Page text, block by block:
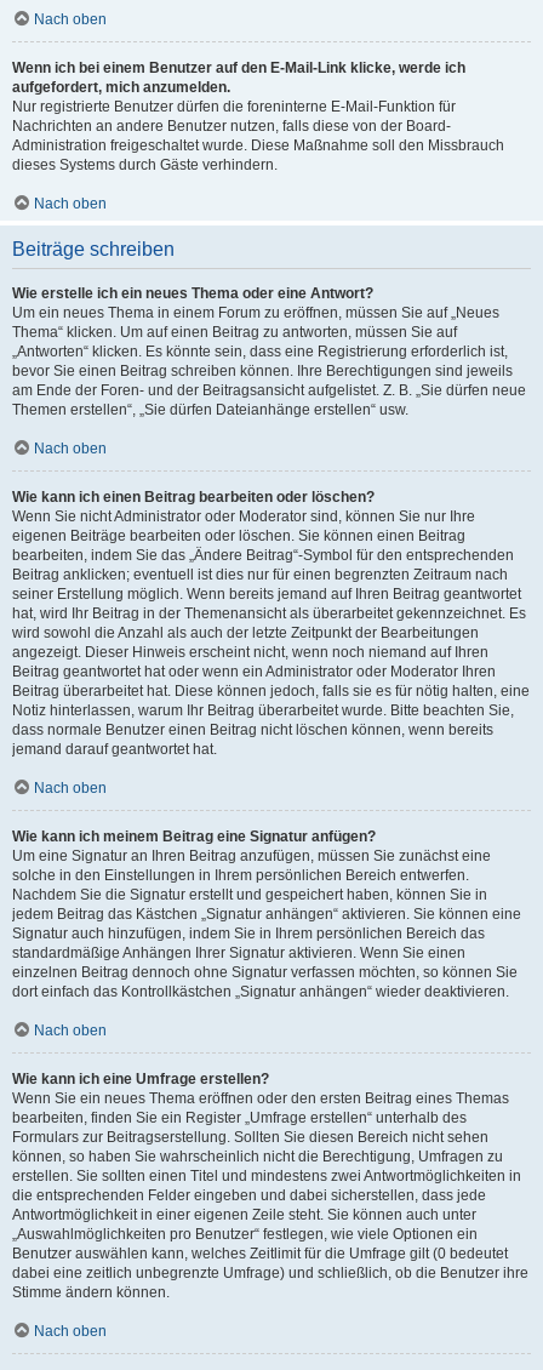
Nach oben
Wenn ich bei einem Benutzer auf den E-Mail-Link klicke, werde ich
aufgefordert, mich anzumelden.
Nur registrierte Benutzer dürfen die foreninterne E-Mail-Funktion für
Nachrichten an andere Benutzer nutzen, falls diese von der Board-
Administration freigeschaltet wurde. Diese Maßnahme soll den Missbrauch
dieses Systems durch Gäste verhindern.
Nach oben
Beiträge schreiben
Wie erstelle ich ein neues Thema oder eine Antwort?
Um ein neues Thema in einem Forum zu eröffnen, müssen Sie auf „Neues
Thema“ klicken. Um auf einen Beitrag zu antworten, müssen Sie auf
„Antworten“ klicken. Es könnte sein, dass eine Registrierung erforderlich ist,
bevor Sie einen Beitrag schreiben können. Ihre Berechtigungen sind jeweils
am Ende der Foren- und der Beitragsansicht aufgelistet. Z. B. „Sie dürfen neue
Themen erstellen“, „Sie dürfen Dateianhänge erstellen“ usw.
Nach oben
Wie kann ich einen Beitrag bearbeiten oder löschen?
Wenn Sie nicht Administrator oder Moderator sind, können Sie nur Ihre
eigenen Beiträge bearbeiten oder löschen. Sie können einen Beitrag
bearbeiten, indem Sie das „Ändere Beitrag“-Symbol für den entsprechenden
Beitrag anklicken; eventuell ist dies nur für einen begrenzten Zeitraum nach
seiner Erstellung möglich. Wenn bereits jemand auf Ihren Beitrag geantwortet
hat, wird Ihr Beitrag in der Themenansicht als überarbeitet gekennzeichnet. Es
wird sowohl die Anzahl als auch der letzte Zeitpunkt der Bearbeitungen
angezeigt. Dieser Hinweis erscheint nicht, wenn noch niemand auf Ihren
Beitrag geantwortet hat oder wenn ein Administrator oder Moderator Ihren
Beitrag überarbeitet hat. Diese können jedoch, falls sie es für nötig halten, eine
Notiz hinterlassen, warum Ihr Beitrag überarbeitet wurde. Bitte beachten Sie,
dass normale Benutzer einen Beitrag nicht löschen können, wenn bereits
jemand darauf geantwortet hat.
Nach oben
Wie kann ich meinem Beitrag eine Signatur anfügen?
Um eine Signatur an Ihren Beitrag anzufügen, müssen Sie zunächst eine
solche in den Einstellungen in Ihrem persönlichen Bereich entwerfen.
Nachdem Sie die Signatur erstellt und gespeichert haben, können Sie in
jedem Beitrag das Kästchen „Signatur anhängen“ aktivieren. Sie können eine
Signatur auch hinzufügen, indem Sie in Ihrem persönlichen Bereich das
standardmäßige Anhängen Ihrer Signatur aktivieren. Wenn Sie einen
einzelnen Beitrag dennoch ohne Signatur verfassen möchten, so können Sie
dort einfach das Kontrollkästchen „Signatur anhängen“ wieder deaktivieren.
Nach oben
Wie kann ich eine Umfrage erstellen?
Wenn Sie ein neues Thema eröffnen oder den ersten Beitrag eines Themas
bearbeiten, finden Sie ein Register „Umfrage erstellen“ unterhalb des
Formulars zur Beitragserstellung. Sollten Sie diesen Bereich nicht sehen
können, so haben Sie wahrscheinlich nicht die Berechtigung, Umfragen zu
erstellen. Sie sollten einen Titel und mindestens zwei Antwortmöglichkeiten in
die entsprechenden Felder eingeben und dabei sicherstellen, dass jede
Antwortmöglichkeit in einer eigenen Zeile steht. Sie können auch unter
„Auswahlmöglichkeiten pro Benutzer“ festlegen, wie viele Optionen ein
Benutzer auswählen kann, welches Zeitlimit für die Umfrage gilt (0 bedeutet
dabei eine zeitlich unbegrenzte Umfrage) und schließlich, ob die Benutzer ihre
Stimme ändern können.
Nach oben